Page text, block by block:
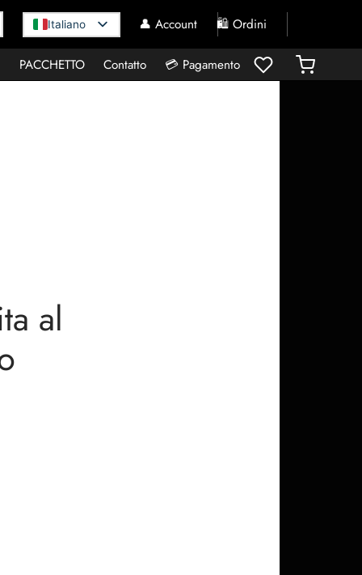
Italiano 👤 Account 🛍️ Ordini
PACCHETTO Contatto 💳 Pagamento
al